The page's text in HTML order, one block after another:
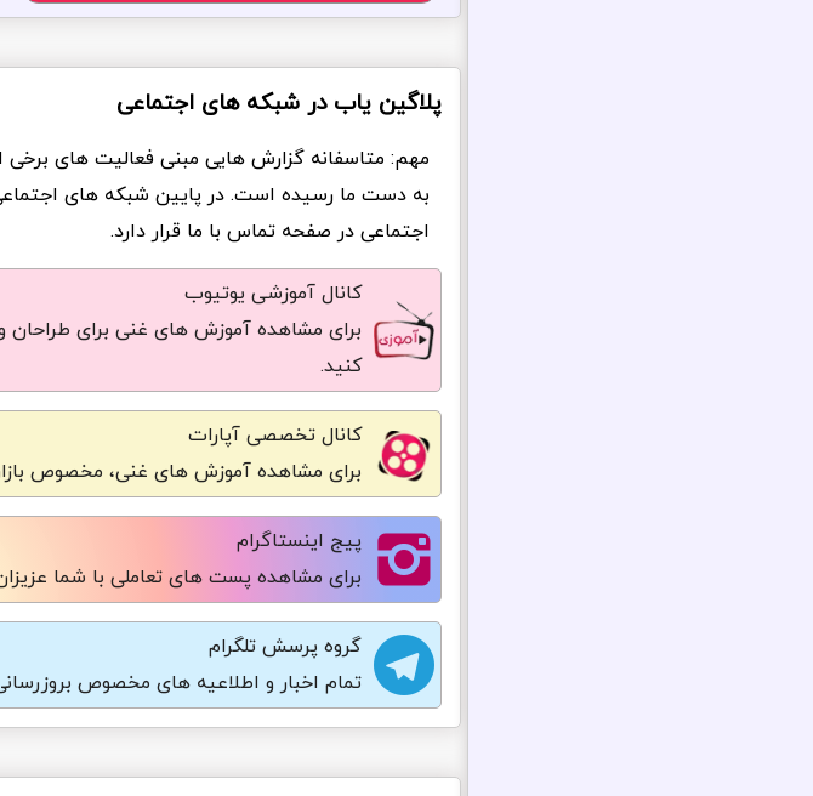
پلاگین یاب در شبکه های اجتماعی
مهم: متاسفانه گزارش هایی مبنی فعالیت های برخی
به دست ما رسیده است. در پایین شبکه های
اجتماعی در صفحه تماس با ما قرار دارد.
کانال آموزشی یوتیوب
برای مشاهده آموزش های غنی برای طراحان
کنید.
کانال تخصصی آپارات
برای مشاهده آموزش های غنی، مخصوص
پیج اینستاگرام
برای مشاهده پست های تعاملی با شما
گروه پرسش تلگرام
تمام اخبار و اطلاعیه های مخصوص